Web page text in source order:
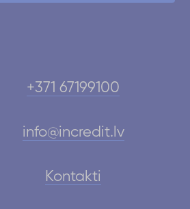
+371 67199100
info@incredit.lv
Kontakti